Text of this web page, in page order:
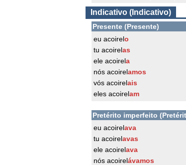
Indicativo (Indicativo)
Presente (Presente)
eu acoirelo
tu acoirelas
ele acoirela
nós acoirelamos
vós acoirelais
eles acoirelam
Pretérito imperfeito
eu acoirelava
tu acoirelavas
ele acoirelava
nós acoirelávamos